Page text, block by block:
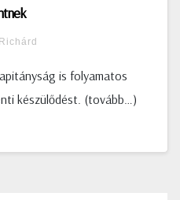
is folyamatos
készülődést. (tovább…)